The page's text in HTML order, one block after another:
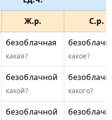
Ж.р.
С.р.
безоблачная
какая? какое?
безоблачной
какой? какого?
безоблачной